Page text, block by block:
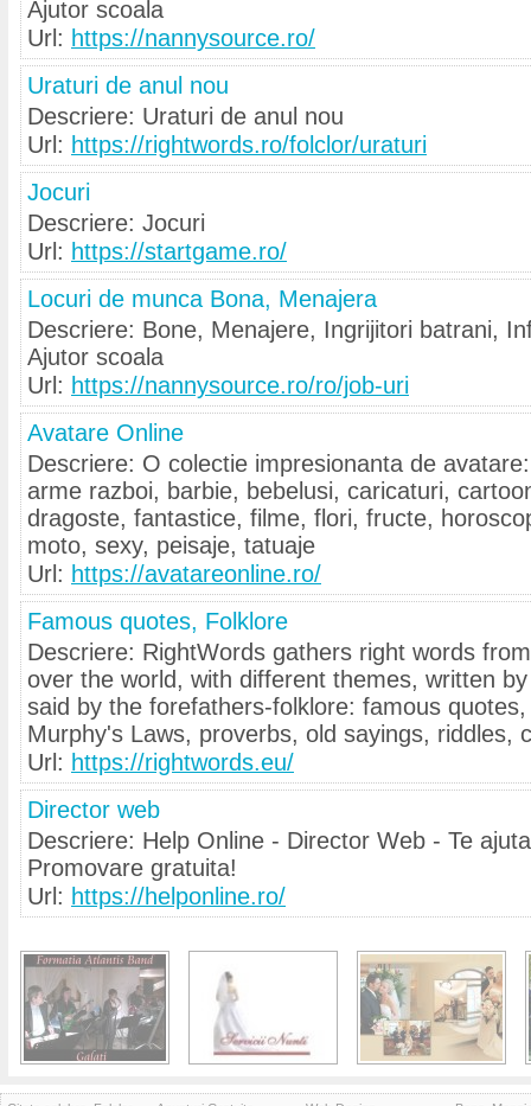
Ajutor scoala
Url: https://nannysource.ro/
Uraturi de anul nou
Descriere: Uraturi de anul nou
Url: https://rightwords.ro/folclor/uraturi
Jocuri
Descriere: Jocuri
Url: https://startgame.ro/
Locuri de munca Bona, Menajera
Descriere: Bone, Menajere, Ingrijitori batrani,
Ajutor scoala
Url: https://nannysource.ro/ro/job-uri
Avatare Online
Descriere: O colectie impresionanta de
arme razboi, barbie, bebelusi, caricaturi,
dragoste, fantastice, filme, flori, fructe,
moto, sexy, peisaje, tatuaje
Url: https://avatareonline.ro/
Famous quotes, Folklore
Descriere: RightWords gathers right words
over the world, with different themes, written
said by the forefathers-folklore: famous
Murphy's Laws, proverbs, old sayings, riddles,
Url: https://rightwords.eu/
Director web
Descriere: Help Online - Director Web - Te
Promovare gratuita!
Url: https://helponline.ro/